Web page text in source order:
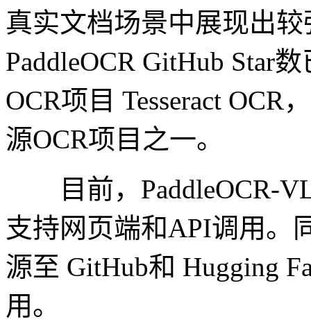
真实文档场景中展现出
PaddleOCR GitHub Star
OCR项目 Tesseract
源OCR项目之一。
目前，PaddleOCR-
支持网页端和API调用。
源至 GitHub和 Hugging
用。